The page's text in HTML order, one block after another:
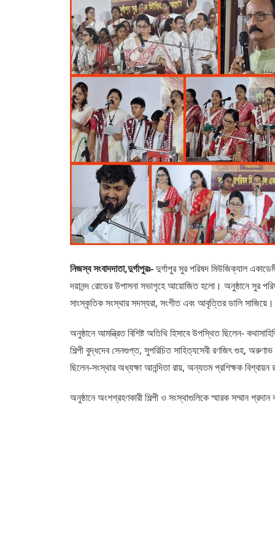
নিজস্ব সংবাদদাতা,দুর্গাপুরঃ-দুর্গাপুর সুর পরিষদ মিউজিক্যাল
দয়ানন্দ রোডের উপাসনা সভাগৃহে আয়োজিত হলো। অনুষ্ঠানে সুর
সাংস্কৃতিক সংস্থার সদস্যরা, সংগীত এবং আবৃত্তির ডালি
অনুষ্ঠানে আমন্ত্রিত বিশিষ্ট অতিথি হিসাবে উপস্থিত ছিলেন-
শিল্পী বুদ্ধদেব সেনগুপ্ত, সুপরিচিত সাহিত্যসেবী রণজিৎ গুহ, অরুণাভ
ছিলেন-সংস্থার অধ্যক্ষা আনন্দিতা রায়, অন্যতম প্রশিক্ষক বিশ্বায়ন
অনুষ্ঠানে অংশগ্রহণকারী শিল্পী ও সংস্থাগুলিকে স্মারক সম্মান